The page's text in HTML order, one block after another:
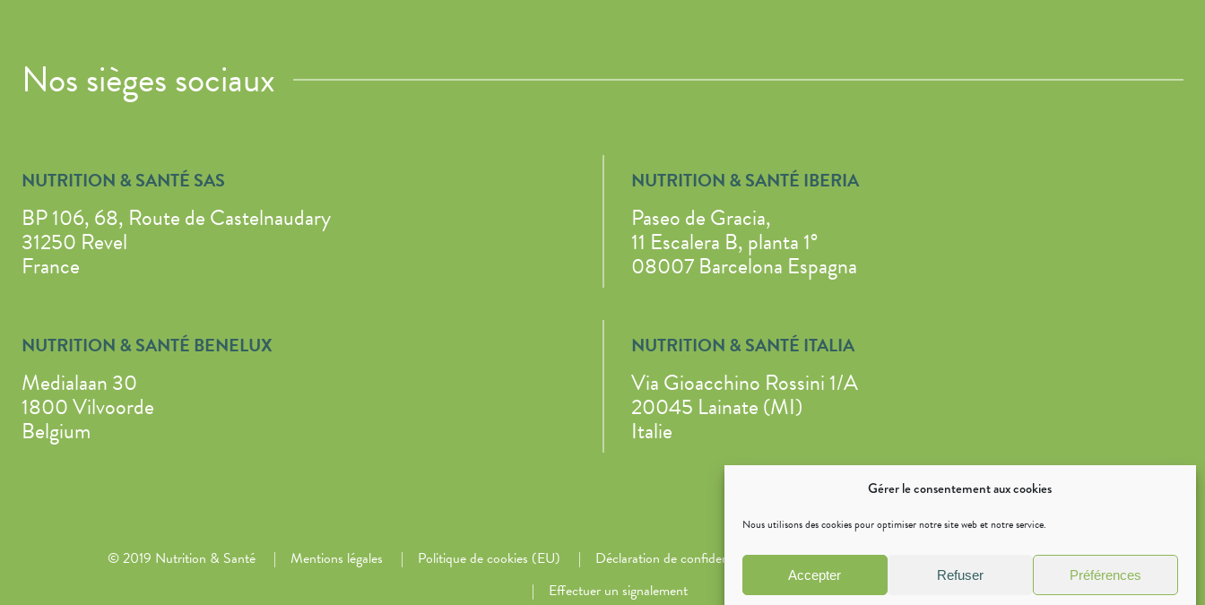
Gérer le consentement aux cookies
Nous utilisons des cookies pour optimiser notre site web et notre service.
Accepter Refuser Préférences
Nos sièges sociaux
NUTRITION & SANTÉ SAS
BP 106, 68, Route de Castelnaudary
31250 Revel
France
NUTRITION & SANTÉ IBERIA
Paseo de Gracia,
11 Escalera B, planta 1°
08007 Barcelona Espagna
NUTRITION & SANTÉ BENELUX
Medialaan 30
1800 Vilvoorde
Belgium
NUTRITION & SANTÉ ITALIA
Via Gioacchino Rossini 1/A
20045 Lainate (MI)
Italie
© 2019 Nutrition & Santé Mentions légales Politique de cookies (EU) Déclaration de confidentialité (UE) Accessibilité : non conforme
Avertissement
Effectuer un signalement